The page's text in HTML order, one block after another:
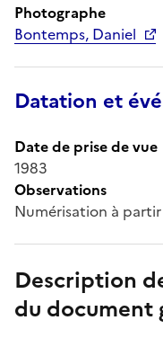
Photographe
Bontemps, Daniel
Datation et
Date de prise de vue
1983
Observations
Numérisation à
Description
du document